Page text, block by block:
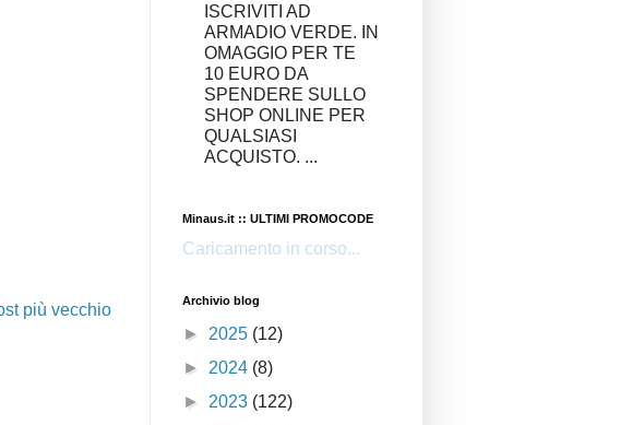
più vecchio
ISCRIVITI AD
ARMADIO VERDE. IN
OMAGGIO PER TE
10 EURO DA
SPENDERE SULLO
SHOP ONLINE PER
QUALSIASI
ACQUISTO. ...
Minaus.it :: ULTIMI PROMOCODE
Caricamento in corso...
Archivio blog
► 2025 (12)
► 2024 (8)
► 2023 (122)